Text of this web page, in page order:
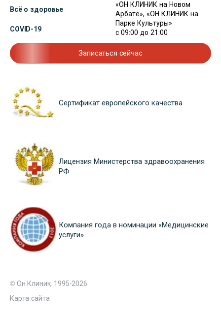
Всё о здоровье
COVID-19
«ОН КЛИНИК на Новом
Арбате», «ОН КЛИНИК на
Парке Культуры»
с 09:00 до 21:00
Записаться сейчас
Сертификат европейского качества
Лицензия Министерства здравоохранения
РФ
Компания года в номинации «Медицинские
услуги»
© Он Клиник, 1995-2026
Карта сайта